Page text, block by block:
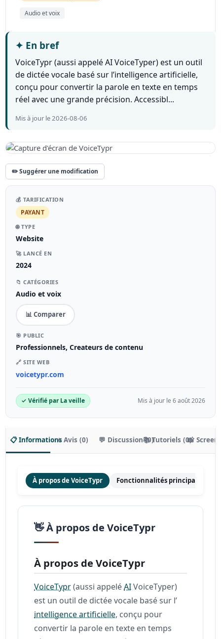
Audio et voix
✦ En bref
VoiceTypr (aussi appelé AI VoiceTyper) est un outil
de dictée vocale basé sur l’intelligence artificielle,
conçu pour convertir la parole en texte en temps
réel avec une grande précision. Accessibl...
Mis à jour le 2026-08-06
✏️ Suggérer une modification
💰 TARIFICATION
PAYANT
🌐 TYPE
Website
🚀 LANCÉ EN
2024
📁 CATÉGORIES
Audio et voix
📊 Comparer
🎯 PUBLIC
Professionnels, Createurs de contenu
🔗 SITE WEB
voicetypr.com
✓ Vérifié par La veille Mis à jour le 6 août 2026
📋 Informations⭐ Avis (0) 💬 Discussion (0)📚 Tutoriels (0)📸
À propos de VoiceTypr Fonctionnalités principales
👋 À propos de VoiceTypr
À propos de VoiceTypr
VoiceTypr(aussi appeléAIVoiceTyper)
est un outil de dictée vocale basé sur l’
intelligence artificielle, conçu pour
convertir la parole en texte en temps